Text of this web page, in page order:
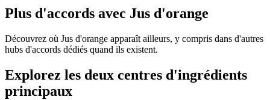
Plus d'accords avec Jus d'orange
Découvrez où Jus d'orange apparaît ailleurs, y compris dans d'autres
hubs d'accords dédiés quand ils existent.
Explorez les deux centres d'ingrédients
principaux